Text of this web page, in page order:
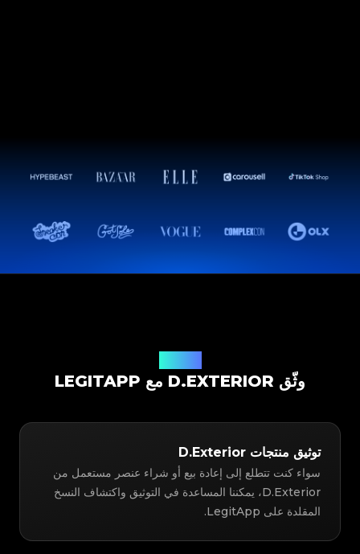
وثّق D.EXTERIOR مع LEGITAPP
توثيق منتجات D.Exterior
سواء كنت تتطلع إلى إعادة بيع أو شراء عنصر مستعمل من
D.Exterior، يمكننا المساعدة في التوثيق واكتشاف النسخ
المقلدة على LegitApp.